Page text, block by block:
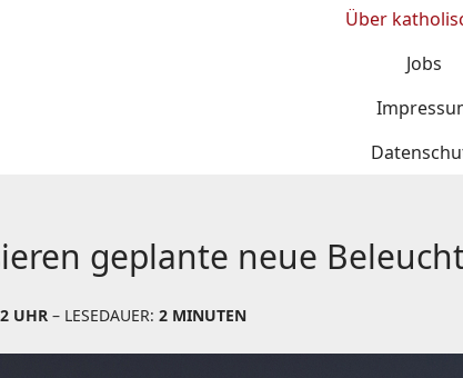
Über
Jobs
geplante neue
UHR – LESEDAUER: 2 MINUTEN